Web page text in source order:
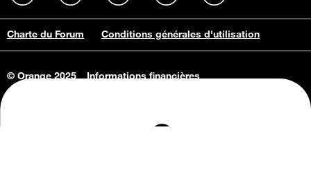
Charte du Forum Conditions générales d'utilisation
© Orange 2025
Informations financières